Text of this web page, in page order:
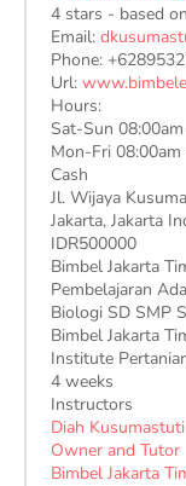
4stars - based on
Email:
Phone:
Url:
Hours:
Sat-Sun
Mon-Fri
Cash
Jl. Wijaya
Jakarta, Jakarta
IDR500000
Bimbel Jakarta
Pembelajaran
Biologi SD SMP
Bimbel Jakarta
Institute
4 weeks
Instructors
Diah Kusumastuti
Owner and Tutor
Bimbel Jakarta